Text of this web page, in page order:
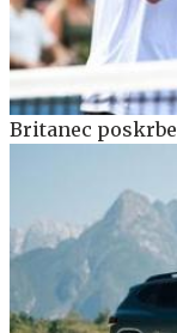
Britanec